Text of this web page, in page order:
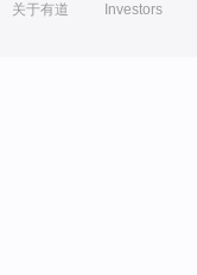
关于有道 Investors